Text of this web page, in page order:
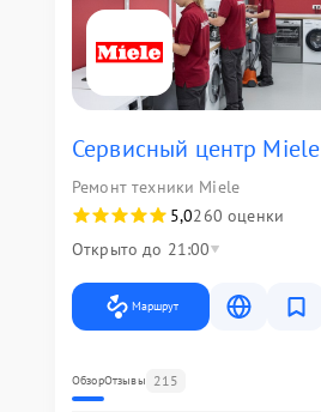
Сервисный центр Miele
Ремонт техники Miele
5,0260 оценки
Открыто до 21:00
Маршрут
ОбзорОтзывы 215